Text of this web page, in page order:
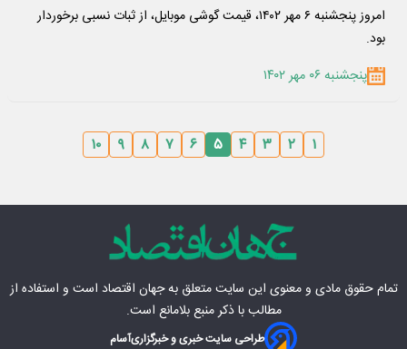
امروز پنجشنبه ۶ مهر ۱۴۰۲، قیمت گوشی موبایل، از ثبات نسبی برخوردار
بود.
پنجشنبه ۰۶ مهر ۱۴۰۲
۱ ۲ ۳ ۴ ۵ ۶ ۷ ۸ ۹ ۱۰
تمام حقوق مادی‌ و معنوی این سایت متعلق بهجهان اقتصاد است و استفاده از
مطالب با ذکر منبع بلامانع است.
طراحی سایت خبری و خبرگزاریآسام